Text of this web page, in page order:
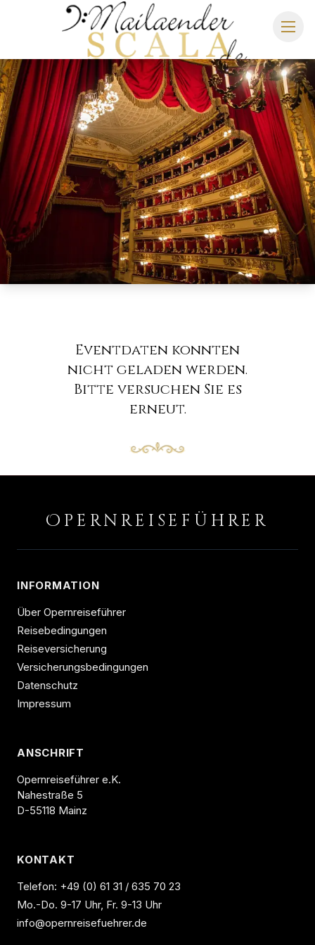
MAILÄNDER SCALA
SPIELPLAN 2026/2027
SITZPLAN HOTELS
Eventdaten konnten
nicht geladen werden.
Bitte versuchen Sie es
erneut.
O PERNREISEFÜHRER
INFORMATION
Über Opernreiseführer
Reisebedingungen
Reiseversicherung
Versicherungsbedingungen
Datenschutz
Impressum
ANSCHRIFT
Opernreiseführer e.K.
Nahestraße 5
D-55118 Mainz
KONTAKT
Telefon: +49 (0) 61 31 / 635 70 23
Mo.-Do. 9-17 Uhr, Fr. 9-13 Uhr
info@opernreisefuehrer.de